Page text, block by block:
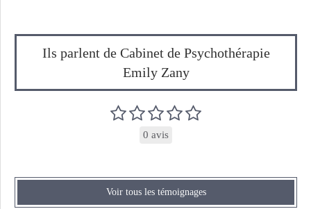
Ils parlent de Cabinet de Psychothérapie
Emily Zany
0 avis
Voir tous les témoignages